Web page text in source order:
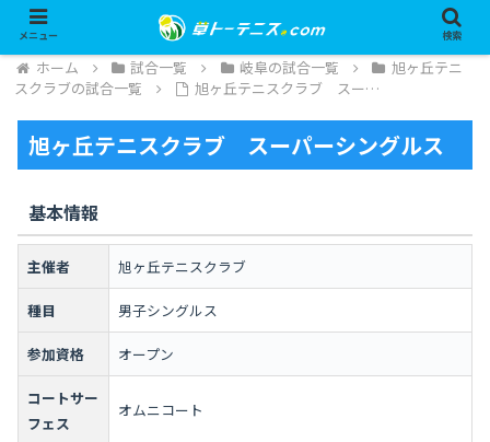
ホーム 試合一覧 岐阜の試合一覧
旭ヶ丘テニ
スクラブの試合一覧
旭ヶ丘テニスクラブ スー…
旭ヶ丘テニスクラブ スーパーシングルス
基本情報
主催者 旭ヶ丘テニスクラブ
種目 男子シングルス
参加資格 オープン
コートサー
フェス
オムニコート
メニュー 検索